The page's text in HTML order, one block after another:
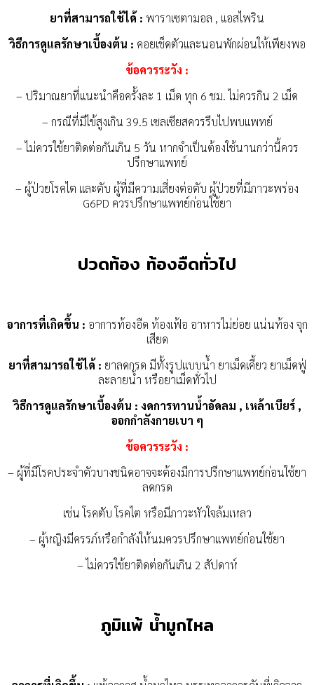
ยาที่สามารถใช้ได้ : พาราเซตามอล , แอสไพริน
วิธีการดูแลรักษาเบื้องต้น : คอยเช็ดตัวและนอนพักผ่อนให้เพียงพอ
ข้อควรระวัง :
– ปริมาณยาที่แนะนำคือครั้งละ 1 เม็ด ทุก 6 ชม. ไม่ควรกิน 2 เม็ด
– กรณีที่มีไข้สูงเกิน 39.5 เซลเซียสควรรีบไปพบแพทย์
– ไม่ควรใช้ยาติดต่อกันเกิน 5 วัน หากจำเป็นต้องใช้นานกว่านี้ควร
ปรึกษาแพทย์
– ผู้ป่วยโรคไต และตับ ผู้ที่มีความเสี่ยงต่อตับ ผู้ป่วยที่มีภาวะพร่อง
G6PD ควรปรึกษาแพทย์ก่อนใช้ยา
ปวดท้อง ท้องอืดทั่วไป
อาการที่เกิดขึ้น : อาการท้องอืด ท้องเฟ้อ อาหารไม่ย่อย แน่นท้อง จุก
เสียด
ยาที่สามารถใช้ได้ : ยาลดกรด มีทั้งรูปแบบน้ำ ยาเม็ดเคี้ยว ยาเม็ดฟู่
ละลายน้ำ หรือยาเม็ดทั่วไป
วิธีการดูแลรักษาเบื้องต้น : งดการทานน้ำอัดลม , เหล้าเบียร์ ,
ออกกำลังกายเบา ๆ
ข้อควรระวัง :
– ผู้ที่มีโรคประจำตัวบางชนิดอาจจะต้องมีการปรึกษาแพทย์ก่อนใช้ยา
ลดกรด
เช่น โรคตับ โรคไต หรือมีภาวะหัวใจล้มเหลว
– ผู้หญิงมีครรภ์หรือกำลังให้นมควรปรึกษาแพทย์ก่อนใช้ยา
– ไม่ควรใช้ยาติดต่อกันเกิน 2 สัปดาห์
ภูมิแพ้ น้ำมูกไหล